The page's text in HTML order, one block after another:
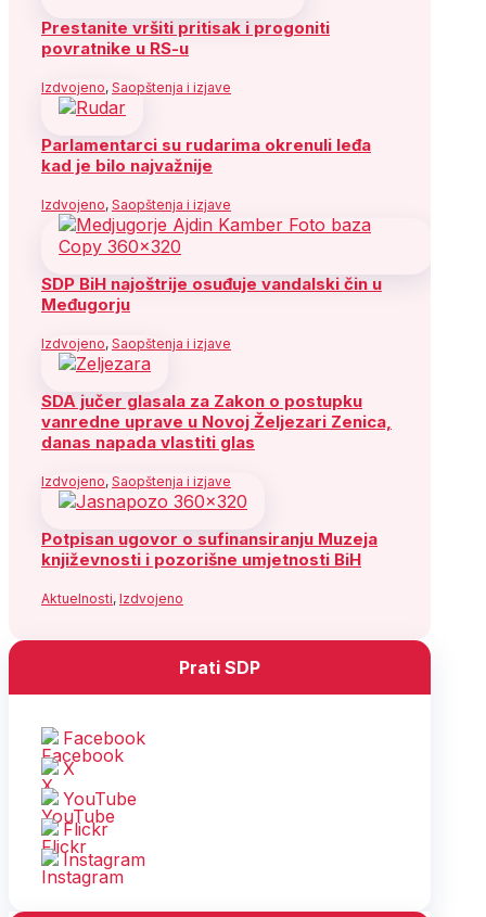
Prestanite vršiti pritisak i progoniti
povratnike u RS-u
Izdvojeno, Saopštenja i izjave
Parlamentarci su rudarima okrenuli leđa
kad je bilo najvažnije
Izdvojeno, Saopštenja i izjave
SDP BiH najoštrije osuđuje vandalski čin u
Međugorju
Izdvojeno, Saopštenja i izjave
SDA jučer glasala za Zakon o postupku
vanredne uprave u Novoj Željezari Zenica,
danas napada vlastiti glas
Izdvojeno, Saopštenja i izjave
Potpisan ugovor o sufinansiranju Muzeja
književnosti i pozorišne umjetnosti BiH
Aktuelnosti, Izdvojeno
Prati SDP
Facebook
X
YouTube
Flickr
Instagram